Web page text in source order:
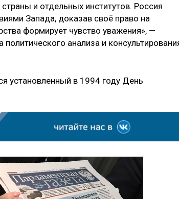
и отдельных институтов. Россия
Запада, доказав своё право на
формирует чувство уважения», —
анализа и
установленный в 1994 году День